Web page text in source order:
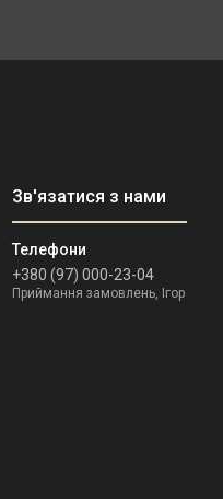
+380 (97) 000-23-04
Приймання замовлень, Ігор